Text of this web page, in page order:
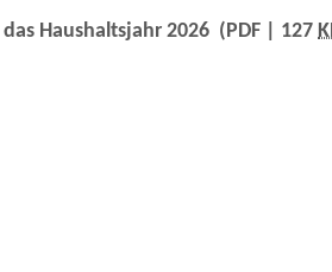
Haushaltsjahr 2026 (PDF | 127